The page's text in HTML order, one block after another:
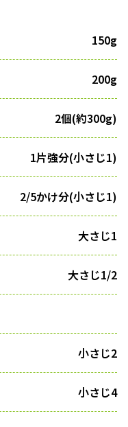
150g
200g
2個(約300g)
1片強分(小さじ1)
2/5かけ分(小さじ1)
大さじ1
大さじ1/2
小さじ2
小さじ4